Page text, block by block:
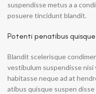
suspendisse metus a a
posuere tincidunt blandit.
Potenti penatibus quisque
Blandit scelerisque
vestibulum suspendisse nisi
habitasse neque ad at
atibus quisque suspen